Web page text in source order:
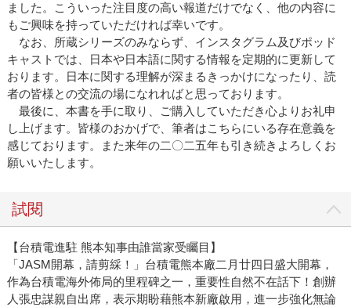
ました。こういった注目度の高い報道だけでなく、他の内容に
もご興味を持っていただければ幸いです。
なお、所蔵シリーズのみならず、インスタグラム及びポッド
キャストでは、日本や日本語に関する情報を定期的に更新して
おります。日本に関する理解が深まるきっかけになったり、読
者の皆様との交流の場になれればと思っております。
最後に、本書を手に取り、ご購入していただき心よりお礼申
し上げます。皆様のおかげで、筆者はこちらにいる存在意義を
感じております。また来年の二〇二五年も引き続きよろしくお
願いいたします。
試閱
【台積電進駐 熊本知事由誰當家受矚目】
「JASM開幕，請剪綵！」台積電熊本廠二月廿四日盛大開幕，
作為台積電海外佈局的里程碑之一，重要性自然不在話下！創辦
人張忠謀親自出席，表示期盼藉熊本新廠啟用，進一步強化無論